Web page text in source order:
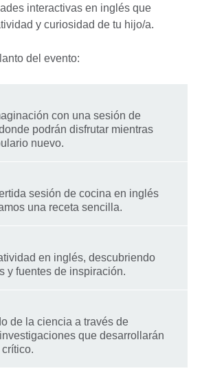
interactivas en inglés que
y curiosidad de tu hijo/a.
del evento:
con una sesión de
podrán disfrutar mientras
nuevo.
sesión de cocina en inglés
una receta sencilla.
en inglés, descubriendo
y fuentes de inspiración.
de la ciencia a través de
que desarrollarán